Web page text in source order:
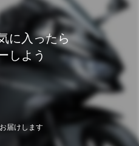
に入ったら
しよう
届けします